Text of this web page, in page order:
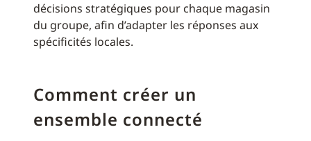
décisions stratégiques pour chaque magasin
du groupe, afin d’adapter les réponses aux
spécificités locales.
Comment créer un
ensemble connecté